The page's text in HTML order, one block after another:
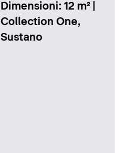
Dimensioni: 12 m² |
Collection One,
Sustano